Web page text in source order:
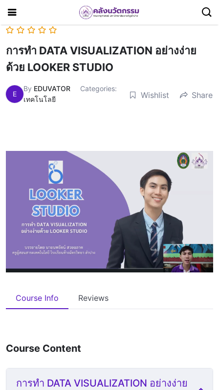
การทำ DATA VISUALIZATION อย่างง่าย
ด้วย LOOKER STUDIO
E
By EDUVATOR
Categories:
เทคโนโลยี
Wishlist Share
Course Info Reviews
Course Content
การทำ DATA VISUALIZATION อย่างง่าย